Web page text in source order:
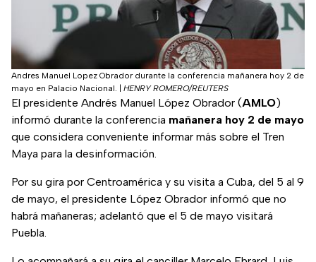
Andres Manuel Lopez Obrador durante la conferencia mañanera hoy 2 de
mayo en Palacio Nacional.
HENRY ROMERO/REUTERS
El presidente Andrés Manuel López Obrador (AMLO)
informó durante la conferencia mañanera hoy 2 de mayo
que considera conveniente informar más sobre el Tren
Maya para la desinformación.
Por su gira por Centroamérica y su visita a Cuba, del 5 al 9
de mayo, el presidente López Obrador informó que no
habrá mañaneras; adelantó que el 5 de mayo visitará
Puebla.